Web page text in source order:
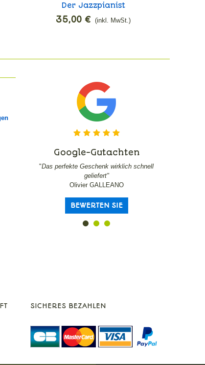
Der Jazzpianist
35,00 € (inkl. MwSt.)
Google-Gutachten
"Das perfekte Geschenk wirklich schnell
geliefert"
Olivier GALLEANO
BEWERTEN SIE
SICHERES BEZAHLEN